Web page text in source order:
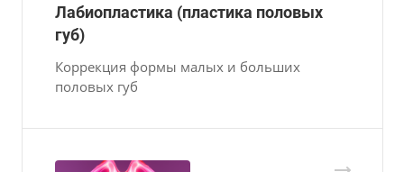
Лабиопластика (пластика половых
губ)
Коррекция формы малых и больших
половых губ